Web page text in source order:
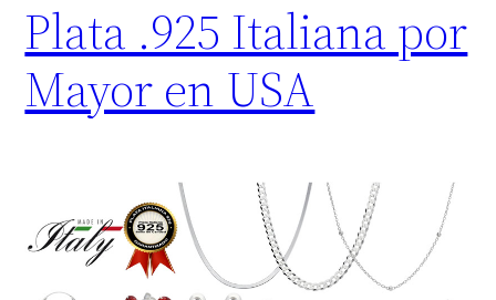
Plata .925 Italiana por
Mayor en USA